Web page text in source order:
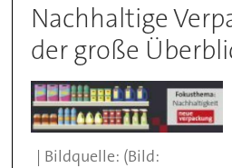
Nachhaltige
der große
(Bild: